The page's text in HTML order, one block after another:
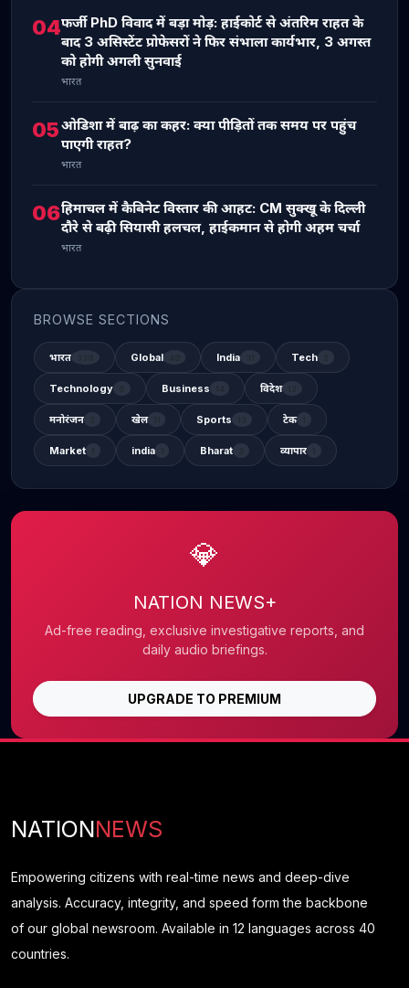
04फर्जी PhD विवाद में बड़ा मोड़: हाईकोर्ट से अंतरिम राहत के
बाद 3 असिस्टेंट प्रोफेसरों ने फिर संभाला कार्यभार, 3 अगस्त
को होगी अगली सुनवाई
भारत
05ओडिशा में बाढ़ का कहर: क्या पीड़ितों तक समय पर पहुंच
पाएगी राहत?
भारत
06हिमाचल में कैबिनेट विस्तार की आहट: CM सुक्खू के दिल्ली
दौरे से बढ़ी सियासी हलचल, हाईकमान से होगी अहम चर्चा
भारत
BROWSE SECTIONS
भारत Global India Tech
Technology Business विदेश
मनोरंजन खेल Sports टेक
Market india Bharat व्यापार
💎
NATION NEWS+
Ad-free reading, exclusive investigative reports, and
daily audio briefings.
UPGRADE TO PREMIUM
NATIONNEWS
Empowering citizens with real-time news and deep-dive
analysis. Accuracy, integrity, and speed form the backbone
of our global newsroom. Available in 12 languages across 40
countries.